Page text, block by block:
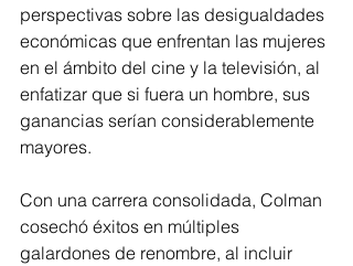
perspectivas sobre las desigualdades
económicas que enfrentan las mujeres
en el ámbito del cine y la televisión, al
enfatizar que si fuera un hombre, sus
ganancias serían considerablemente
mayores.
Con una carrera consolidada, Colman
cosechó éxitos en múltiples
galardones de renombre, al incluir